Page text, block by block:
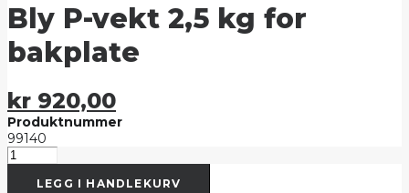
Bly P-vekt 2,5 kg for
bakplate
kr 920,00
Produktnummer
99140
Bly
LEGG I HANDLEKURV